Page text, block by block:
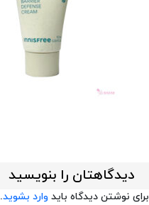
دیدگاهتان را بنویسید
برای نوشتن دیدگاه باید وارد بشوید.